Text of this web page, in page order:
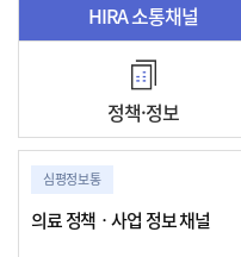
HIRA 소통채널
정책·정보
심평정보통
의료 정책ㆍ사업 정보 채널